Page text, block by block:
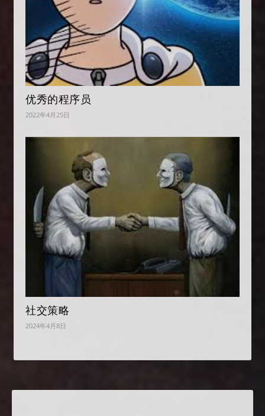
优秀的程序员
2022年4月25日
社交策略
2024年4月8日